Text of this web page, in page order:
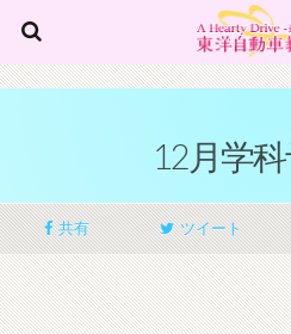
12月学
共有 ツイート